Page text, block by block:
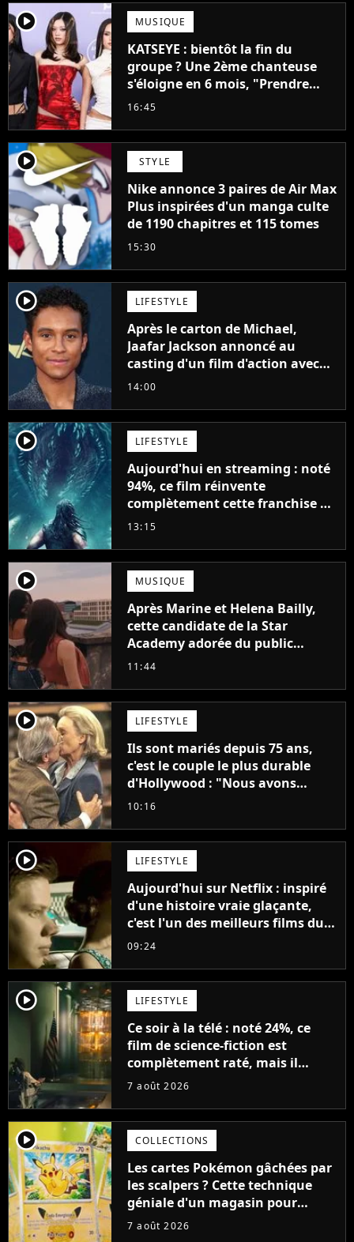
player2 MUSIQUE
KATSEYE : bientôt la fin du
groupe ? Une 2ème chanteuse
s'éloigne en 6 mois, "Prendre
cette décision n’a pas été facile"
16:45
player2 STYLE
Nike annonce 3 paires de Air Max
Plus inspirées d'un manga culte
de 1190 chapitres et 115 tomes
15:30
player2 LIFESTYLE
Après le carton de Michael,
Jaafar Jackson annoncé au
casting d'un film d'action avec
Will Smith
14:00
player2 LIFESTYLE
Aujourd'hui en streaming : noté
94%, ce film réinvente
complètement cette franchise de
science-fiction vieille de 40 ans
13:15
player2 MUSIQUE
Après Marine et Helena Bailly,
cette candidate de la Star
Academy adorée du public
annonce son premier album,
11:44
player2 LIFESTYLE
Ils sont mariés depuis 75 ans,
c'est le couple le plus durable
d'Hollywood : "Nous avons
avancé jour après jour, et les
décennies"
10:16
player2 LIFESTYLE
Aujourd'hui sur Netflix : inspiré
d'une histoire vraie glaçante,
c'est l'un des meilleurs films du
21ème siècle
09:24
player2 LIFESTYLE
Ce soir à la télé : noté 24%, ce
film de science-fiction est
complètement raté, mais il
aurait pu être encore pire à
7 août 2026
player2 COLLECTIONS
Les cartes Pokémon gâchées par
les scalpers ? Cette technique
géniale d'un magasin pour
ruiner les revendeurs
7 août 2026